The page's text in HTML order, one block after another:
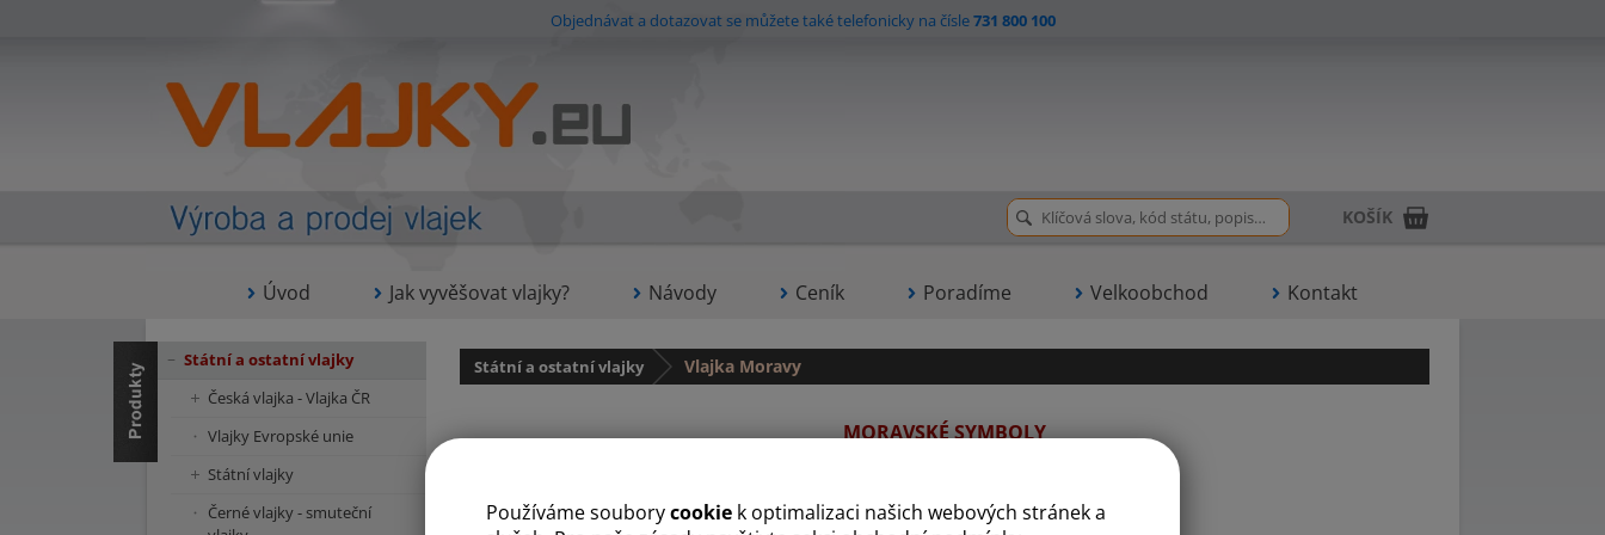
Používáme souborycookie k optimalizaci našich webových stránek a
Objednávat a dotazovat se můžete také telefonicky na čísle731 800 100
Úvod Jak vyvěšovat vlajky? Návody Ceník Poradíme Velkoobchod Kontakt
KOŠÍK
Státní a ostatní vlajky Vlajka Moravy
MORAVSKÉ SYMBOLY
Aktuálně nabízené velikosti vlajky Moravy v cm:
Státní a ostatní vlajky
Česká vlajka - Vlajka ČR
Vlajky Evropské unie
Státní vlajky
Černé vlajky - smuteční